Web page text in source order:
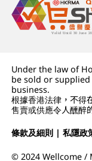
Under the law of
be sold or
business.
根據香港法律，不得
售賣或供應令人醺醉
條款及細則 |私隱政
© 2024 Wellcome /